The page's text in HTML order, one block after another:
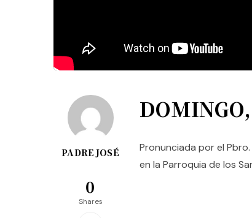
PADRE JOSÉ
0
Shares
Pronunciada por el
en la Parroquia de los